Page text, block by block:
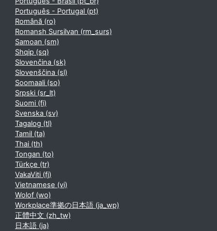
Português - Portugal ‎(pt)‎
Română ‎(ro)‎
Romansh Sursilvan ‎(rm_surs)‎
Samoan ‎(sm)‎
Shqip ‎(sq)‎
Slovenčina ‎(sk)‎
Slovenščina ‎(sl)‎
Soomaali ‎(so)‎
Srpski ‎(sr_lt)‎
Suomi ‎(fi)‎
Svenska ‎(sv)‎
Tagalog ‎(tl)‎
Tamil ‎(ta)‎
Thai ‎(th)‎
Tongan ‎(to)‎
Türkçe ‎(tr)‎
VakaViti ‎(fj)‎
Vietnamese ‎(vi)‎
Wolof ‎(wo)‎
Workplace準拠の日本語 ‎(ja_wp)‎
正體中文 ‎(zh_tw)‎
日本語 ‎(ja)‎